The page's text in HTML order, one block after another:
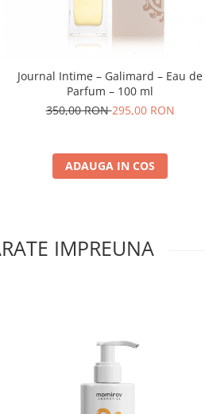
Journal Intime – Galimard – Eau de
Parfum – 100 ml
350,00 RON295,00 RON
ADAUGA IN COS
IMPREUNA